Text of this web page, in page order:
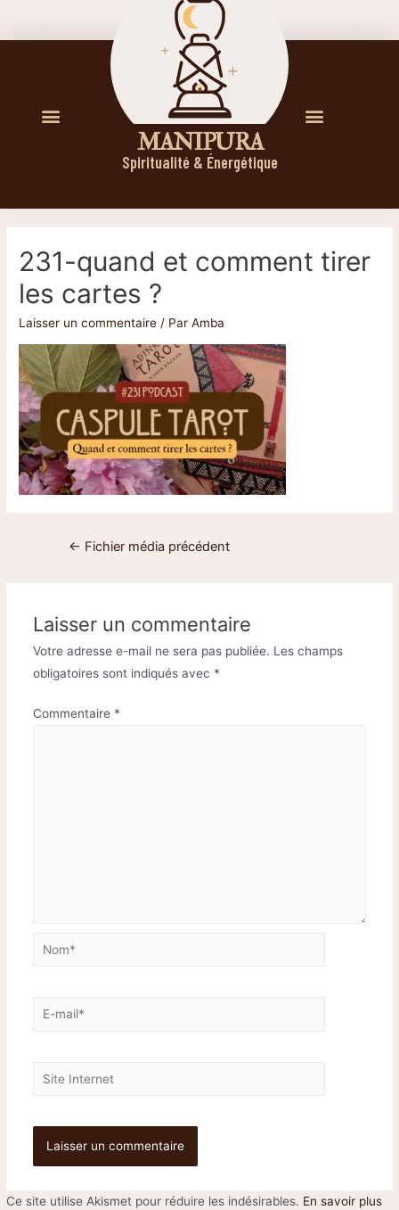
M A N I P U R A
Spiritualité & Énergétique
231-quand et comment tirer
les cartes ?
Laisser un commentaire / ParAmba
← Fichier média précédent
Laisser un commentaire
Votre adresse e-mail ne sera pas publiée. Les champs
obligatoires sont indiqués avec *
Commentaire *
Ce site utilise Akismet pour réduire les indésirables. En savoir plus